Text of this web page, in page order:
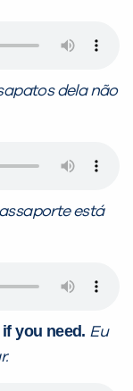
dela não
está
you need. Eu